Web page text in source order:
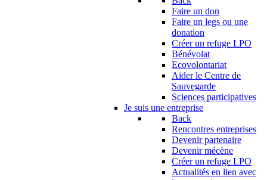
Faire un don
Faire un legs ou une
donation
Créer un refuge LPO
Bénévolat
Ecovolontariat
Aider le Centre de
Sauvegarde
Sciences participatives
Je suis une entreprise
Back
Rencontres entreprises
Devenir partenaire
Devenir mécène
Créer un refuge LPO
Actualités en lien avec